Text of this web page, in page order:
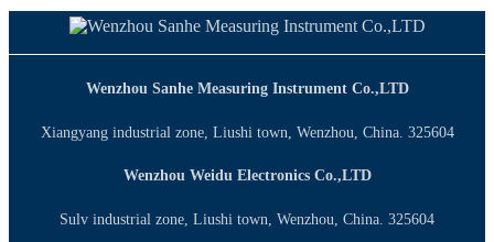
Wenzhou Sanhe Measuring Instrument Co.,LTD
Xiangyang industrial zone, Liushi town, Wenzhou, China. 325604
Wenzhou Weidu Electronics Co.,LTD
Sulv industrial zone, Liushi town, Wenzhou, China. 325604